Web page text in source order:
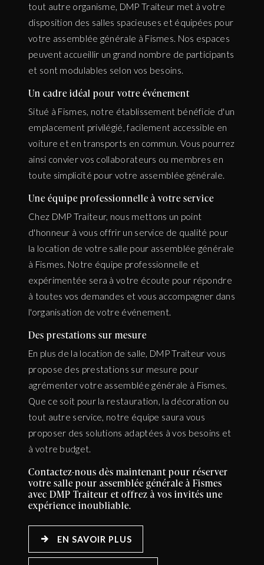
tout autre organisme, DMP Traiteur met à votre
disposition des salles spacieuses et équipées pour
votre assemblée générale à Fismes. Nos espaces
peuvent accueillir un grand nombre de participants
et sont modulables selon vos besoins.
Un cadre idéal pour votre événement
Situé à Fismes, notre établissement bénéficie d'un
emplacement privilégié, facilement accessible en
voiture et en transports en commun. Vous pourrez
ainsi convier vos collaborateurs ou membres en
toute simplicité pour votre assemblée générale.
Une équipe professionnelle à votre service
Chez DMP Traiteur, nous mettons un point
d'honneur à vous offrir un service de qualité pour
la location de votre salle pour assemblée générale
à Fismes. Notre équipe professionnelle et
expérimentée sera à votre écoute pour répondre
à toutes vos demandes et vous accompagner dans
l'organisation de votre événement.
Des prestations sur mesure
En plus de la location de salle, DMP Traiteur vous
propose des prestations sur mesure pour
agrémenter votre assemblée générale à Fismes.
Que ce soit pour la restauration, la décoration ou
tout autre service, notre équipe saura vous
proposer des solutions adaptées à vos besoins et
à votre budget.
Contactez-nous dès maintenant pour réserver
votre salle pour assemblée générale à Fismes
avec DMP Traiteur et offrez à vos invités une
expérience inoubliable.
EN SAVOIR PLUS